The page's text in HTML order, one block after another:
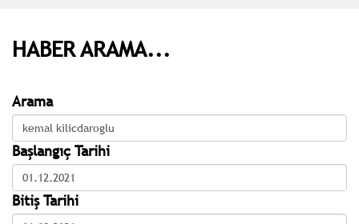
HABER ARAMA...
Arama
Başlangıç Tarihi
Bitiş Tarihi